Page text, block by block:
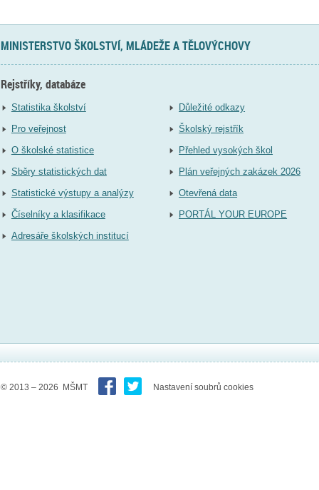
MINISTERSTVO ŠKOLSTVÍ, MLÁDEŽE A TĚLOVÝCHOVY
Rejstříky, databáze
Statistika školství
Pro veřejnost
O školské statistice
Sběry statistických dat
Statistické výstupy a analýzy
Číselníky a klasifikace
Adresáře školských institucí
Důležité odkazy
Školský rejstřík
Přehled vysokých škol
Plán veřejných zakázek 2026
Otevřená data
PORTÁL YOUR EUROPE
© 2013 – 2026 MŠMT Nastavení soubrů cookies